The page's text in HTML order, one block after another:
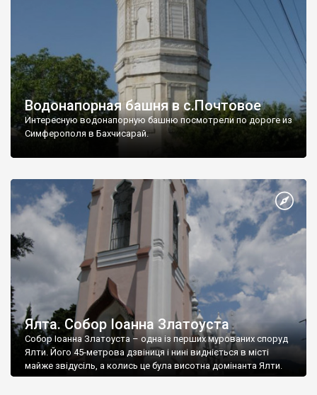
Водонапорная башня в с.Почтовое
Интересную водонапорную башню посмотрели по дороге из
Симферополя в Бахчисарай.
Ялта. Собор Іоанна Златоуста
Собор Іоанна Златоуста – одна із перших мурованих споруд
Ялти. Його 45-метрова дзвіниця і нині видніється в місті
майже звідусіль, а колись це була висотна домінанта Ялти.